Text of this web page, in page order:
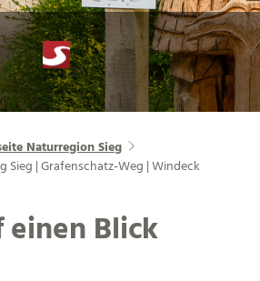
Naturregion Sieg
Sieg | Grafenschatz-Weg | Windeck
einen Blick